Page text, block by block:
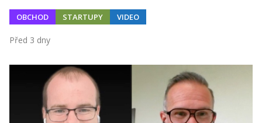
OBCHOD STARTUPY VIDEO
Před 3 dny